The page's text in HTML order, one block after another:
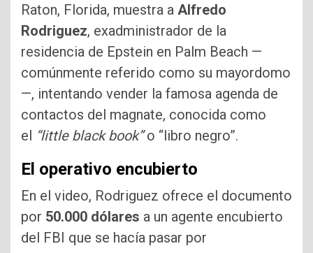
Raton, Florida, muestra a Alfredo
Rodriguez, exadministrador de la
residencia de Epstein en Palm Beach —
comúnmente referido como su mayordomo
—, intentando vender la famosa agenda de
contactos del magnate, conocida como
el “little black book”o “libro negro”.
El operativo encubierto
En el video, Rodriguez ofrece el documento
por 50.000 dólares a un agente encubierto
del FBI que se hacía pasar por